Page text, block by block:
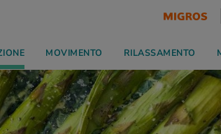
MOVIMENTO RILASSAMENTO